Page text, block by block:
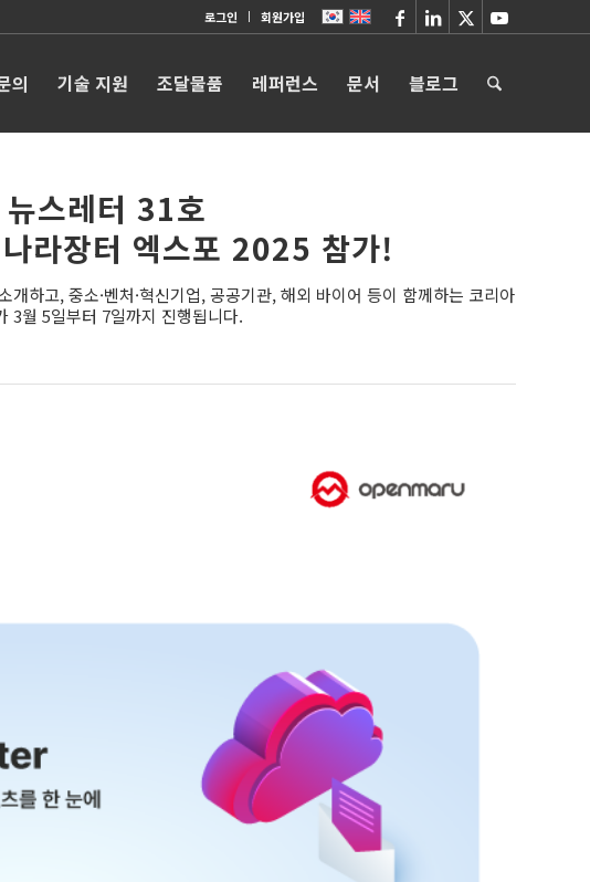
로그인 회원가입
의 기술 지원 조달물품 레퍼런스 문서 블로그
스레터 31호
라장터 엑스포 2025 참가!
하고, 중소·벤처·혁신기업, 공공기관, 해외 바이어 등이 함께하는 코리아
3월 5일부터 7일까지 진행됩니다.